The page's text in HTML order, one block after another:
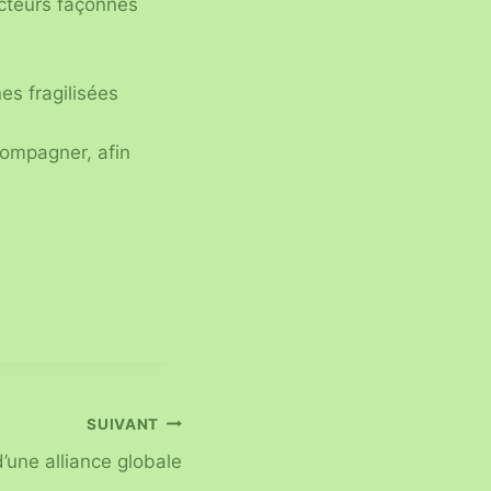
façonnés
fragilisées
afin
SUIVANT
alliance globale